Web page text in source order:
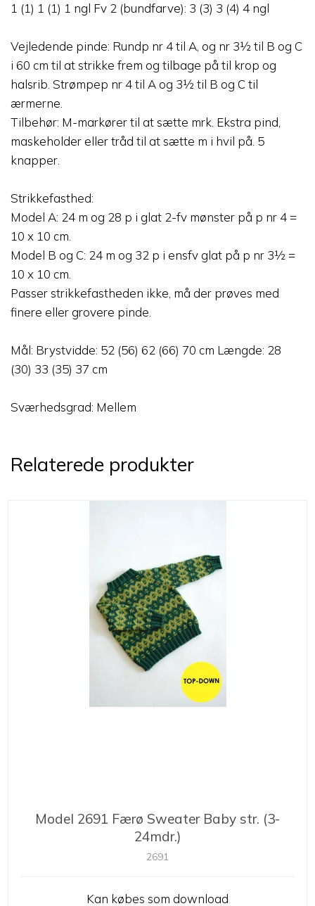
1 (1) 1 (1) 1 ngl Fv 2 (bundfarve): 3 (3) 3 (4) 4 ngl
Vejledende pinde: Rundp nr 4 til A, og nr 3½ til B og C
i 60 cm til at strikke frem og tilbage på til krop og
halsrib. Strømpep nr 4 til A og 3½ til B og C til
ærmerne.
Tilbehør: M-markører til at sætte mrk. Ekstra pind,
maskeholder eller tråd til at sætte m i hvil på. 5
knapper.
Strikkefasthed:
Model A: 24 m og 28 p i glat 2-fv mønster på p nr 4 =
10 x 10 cm.
Model B og C: 24 m og 32 p i ensfv glat på p nr 3½ =
10 x 10 cm.
Passer strikkefastheden ikke, må der prøves med
finere eller grovere pinde.
Mål: Brystvidde: 52 (56) 62 (66) 70 cm Længde: 28
(30) 33 (35) 37 cm
Sværhedsgrad: Mellem
Relaterede produkter
Model 2691 Færø Sweater Baby str. (3-
24mdr.)
2691
Kan købes som download